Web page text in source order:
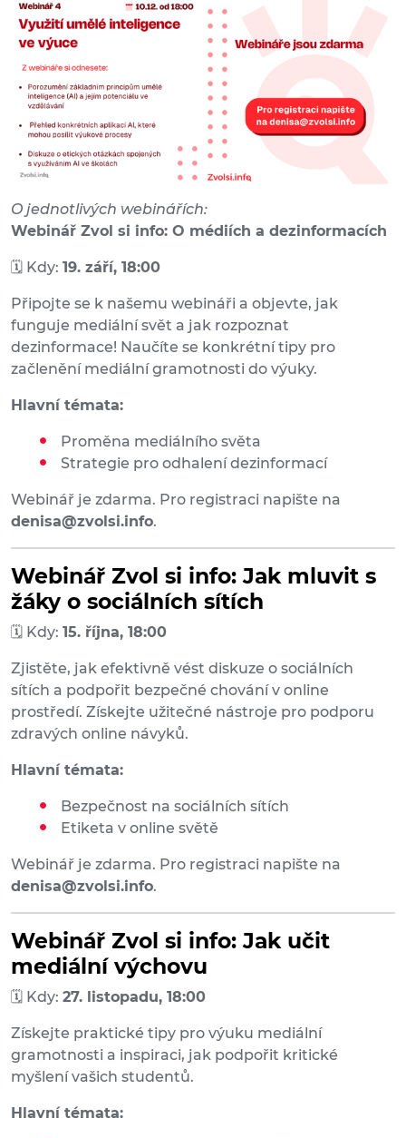
O jednotlivých webinářích:
Webinář Zvol si info: O médiích a dezinformacích
🗓 Kdy: 19. září, 18:00
Připojte se k našemu webináři a objevte, jak
funguje mediální svět a jak rozpoznat
dezinformace! Naučíte se konkrétní tipy pro
začlenění mediální gramotnosti do výuky.
Hlavní témata:
Proměna mediálního světa
Strategie pro odhalení dezinformací
Webinář je zdarma. Pro registraci napište na
denisa@zvolsi.info.
Webinář Zvol si info: Jak mluvit s
žáky o sociálních sítích
🗓 Kdy: 15. října, 18:00
Zjistěte, jak efektivně vést diskuze o sociálních
sítích a podpořit bezpečné chování v online
prostředí. Získejte užitečné nástroje pro podporu
zdravých online návyků.
Hlavní témata:
Bezpečnost na sociálních sítích
Etiketa v online světě
Webinář je zdarma. Pro registraci napište na
denisa@zvolsi.info.
Webinář Zvol si info: Jak učit
mediální výchovu
🗓 Kdy: 27. listopadu, 18:00
Získejte praktické tipy pro výuku mediální
gramotnosti a inspiraci, jak podpořit kritické
myšlení vašich studentů.
Hlavní témata: